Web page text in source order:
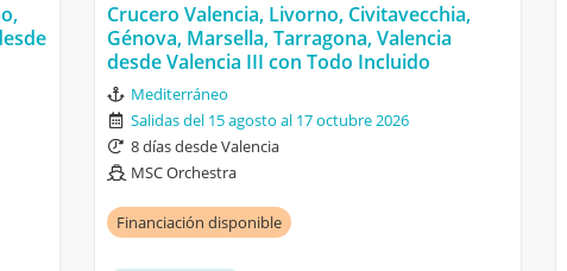
Crucero Valencia, Livorno, Civitavecchia,
Génova, Marsella, Tarragona, Valencia
desde Valencia III con Todo Incluido
Mediterráneo
Salidas del 15 agosto al 17 octubre 2026
8 días desde Valencia
MSC Orchestra
Financiación disponible